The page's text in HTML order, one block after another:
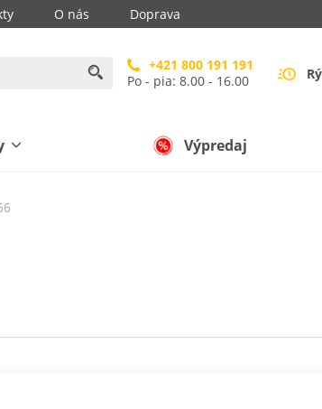
O nás Doprava
+421 800 191 191
Po - pia: 8.00 - 16.00
Výpredaj